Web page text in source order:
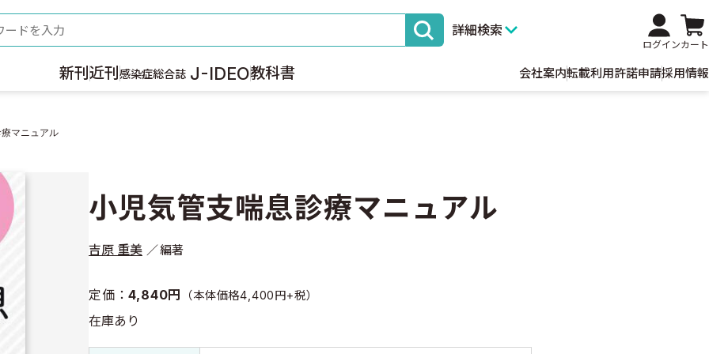
詳細検索
ログインカート
新刊 近刊 感染症総合誌 J-IDEO教科書 会社案内転載利用許諾申請採用情報
マニュアル
小児気管支喘息診療マニュアル
吉原 重美 編著
定価：4,840円 （本体価格4,400円+税）
在庫あり